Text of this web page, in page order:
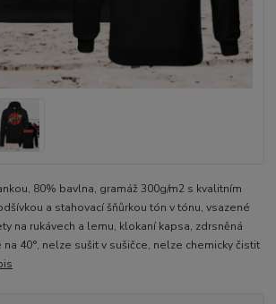
80% bavlna, gramáž 300g/m2 s kvalitním
a stahovací šňůrkou tón v tónu, vsazené
na rukávech a lemu, klokaní kapsa, zdrsněná
40°, nelze sušit v sušičce, nelze chemicky čistit